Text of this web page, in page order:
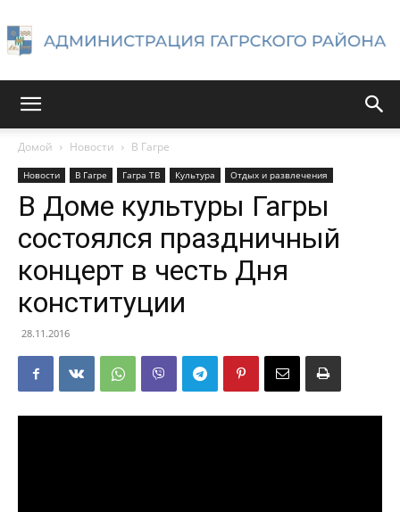
Гагрского
района
Домой Новости В Гагре
Новости В Гагре Гагра ТВ Культура Отдых и развлечения
В Доме культуры Гагры
состоялся праздничный
концерт в честь Дня
конституции
28.11.2016